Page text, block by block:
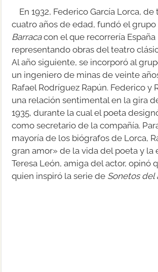
En 1932, Federico García Lorca, de
cuatro años de edad, fundó el
Barracacon el que recorrería España
representando obras del teatro
Al año siguiente, se incorporó al
un ingeniero de minas de veinte
Rafael Rodríguez Rapún. Federico y
una relación sentimental en la gira
1935, durante la cual el poeta
como secretario de la compañía.
mayoría de los biógrafos de Lorca,
gran amor» de la vida del poeta y la
Teresa León, amiga del actor, opinó
quien inspiró la serie de Sonetos del